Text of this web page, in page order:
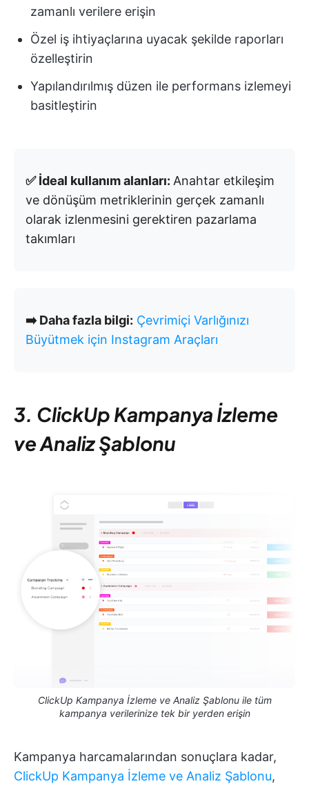
zamanlı verilere erişin
Özel iş ihtiyaçlarına uyacak şekilde raporları
özelleştirin
Yapılandırılmış düzen ile performans izlemeyi
basitleştirin
✅ İdeal kullanım alanları: Anahtar etkileşim
ve dönüşüm metriklerinin gerçek zamanlı
olarak izlenmesini gerektiren pazarlama
takımları
➡️ Daha fazla bilgi: Çevrimiçi Varlığınızı
Büyütmek için Instagram Araçları
3. ClickUp Kampanya İzleme
ve Analiz Şablonu
ClickUp Kampanya İzleme ve Analiz Şablonu ile tüm
kampanya verilerinize tek bir yerden erişin
Kampanya harcamalarından sonuçlara kadar,
ClickUp Kampanya İzleme ve Analiz Şablonu,